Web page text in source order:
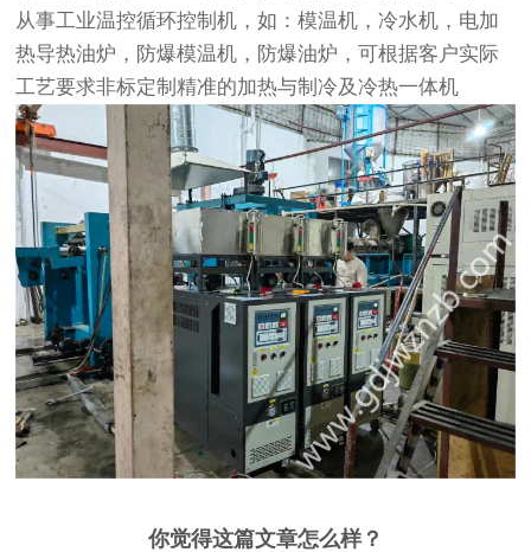
从事工业温控循环控制机，如：模温机，冷水机，电加
热导热油炉，防爆模温机，防爆油炉，可根据客户实际
工艺要求非标定制精准的加热与制冷及冷热一体机
你觉得这篇文章怎么样？